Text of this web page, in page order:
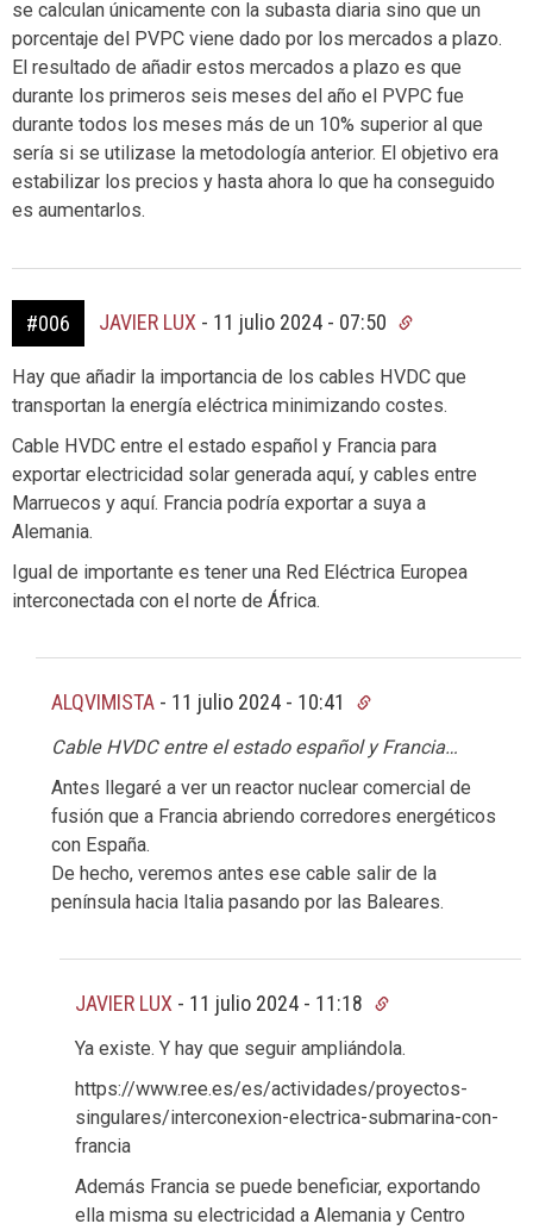
se calculan únicamente con la subasta diaria sino que un
porcentaje del PVPC viene dado por los mercados a plazo.
El resultado de añadir estos mercados a plazo es que
durante los primeros seis meses del año el PVPC fue
durante todos los meses más de un 10% superior al que
sería si se utilizase la metodología anterior. El objetivo era
estabilizar los precios y hasta ahora lo que ha conseguido
es aumentarlos.
#006 JAVIER LUX - 11 julio 2024 - 07:50
Hay que añadir la importancia de los cables HVDC que
transportan la energía eléctrica minimizando costes.
Cable HVDC entre el estado español y Francia para
exportar electricidad solar generada aquí, y cables entre
Marruecos y aquí. Francia podría exportar a suya a
Alemania.
Igual de importante es tener una Red Eléctrica Europea
interconectada con el norte de África.
ALQVIMISTA - 11 julio 2024 - 10:41
Cable HVDC entre el estado español y Francia…
Antes llegaré a ver un reactor nuclear comercial de
fusión que a Francia abriendo corredores energéticos
con España.
De hecho, veremos antes ese cable salir de la
península hacia Italia pasando por las Baleares.
JAVIER LUX - 11 julio 2024 - 11:18
Ya existe. Y hay que seguir ampliándola.
https://www.ree.es/es/actividades/proyectos-
singulares/interconexion-electrica-submarina-con-
francia
Además Francia se puede beneficiar, exportando
ella misma su electricidad a Alemania y Centro